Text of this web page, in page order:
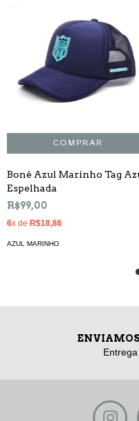
Boné Azul Marinho Tag
Espelhada
R$99,00
6x de R$18,86
AZUL MARINHO